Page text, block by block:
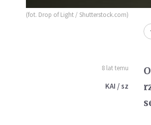
(fot. Drop of Light / Shutterstock.com)
8 lat temu
KAI / sz